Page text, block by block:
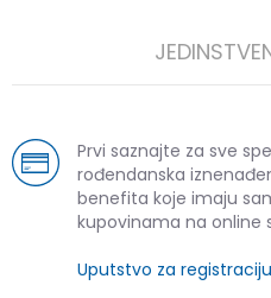
Prvi saznajte za sve
rođendanska
benefita koje imaju
kupovinama na online
Uputstvo za registraciju